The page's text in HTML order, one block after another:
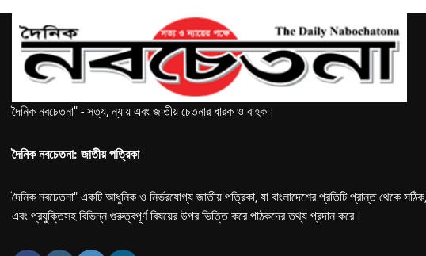
দৈনিক নবচেতনা" - সত্য, ন্যায় এবং জাতীয় চেতনার ধারক ও বাহক।
দৈনিক নবচেতনা: জাতীয় পত্রিকা
দৈনিক নবচেতনা" একটি আধুনিক ও নির্ভরযোগ্য জাতীয় পত্রিকা, যা বাংলাদেশের প্রতিটি প্রান্ত থেকে
এবং প্রযুক্তিসহ বিভিন্ন গুরুত্বপূর্ণ বিষয়ের উপর ভিত্তি করে পাঠকদের তথ্য প্রদান করে।